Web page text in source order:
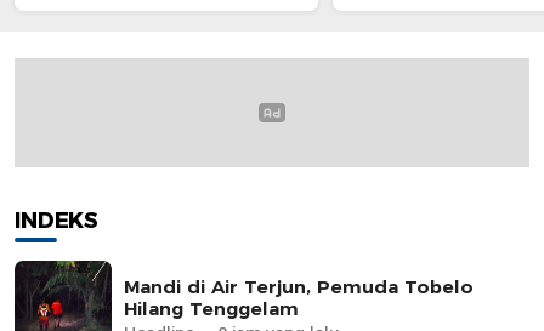
INDEKS
Mandi di Air Terjun, Pemuda Tobelo
Hilang Tenggelam